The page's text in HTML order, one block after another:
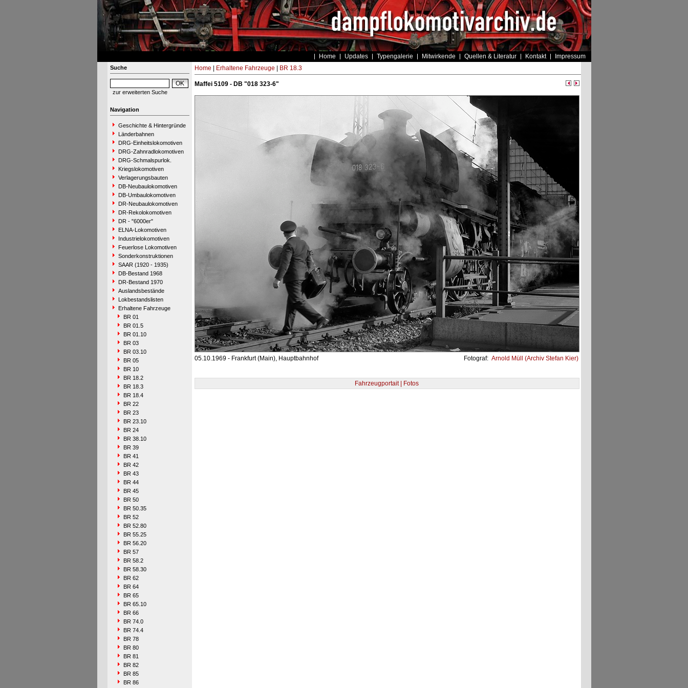
Home Updates Typengalerie Mitwirkende Quellen & Literatur Kontakt Impressum
Suche
zur erweiterten Suche
Navigation
Geschichte & Hintergründe
Länderbahnen
DRG-Einheitslokomotiven
DRG-Zahnradlokomotiven
DRG-Schmalspurlok.
Kriegslokomotiven
Verlagerungsbauten
DB-Neubaulokomotiven
DB-Umbaulokomotiven
DR-Neubaulokomotiven
DR-Rekolokomotiven
DR - "6000er"
ELNA-Lokomotiven
Industrielokomotiven
Feuerlose Lokomotiven
Sonderkonstruktionen
SAAR (1920 - 1935)
DB-Bestand 1968
DR-Bestand 1970
Auslandsbestände
Lokbestandslisten
Erhaltene Fahrzeuge
BR 01
BR 01.5
BR 01.10
BR 03
BR 03.10
BR 05
BR 10
BR 18.2
BR 18.3
BR 18.4
BR 22
BR 23
BR 23.10
BR 24
BR 38.10
BR 39
BR 41
BR 42
BR 43
BR 44
BR 45
BR 50
BR 50.35
BR 52
BR 52.80
BR 55.25
BR 56.20
BR 57
BR 58.2
BR 58.30
BR 62
BR 64
BR 65
BR 65.10
BR 66
BR 74.0
BR 74.4
BR 78
BR 80
BR 81
BR 82
BR 85
BR 86
Home Erhaltene Fahrzeuge BR 18.3
Maffei 5109 - DB "018 323-6"
05.10.1969 - Frankfurt (Main), Hauptbahnhof Fotograf: Arnold Müll (Archiv Stefan Kier)
Fahrzeugportait | Fotos